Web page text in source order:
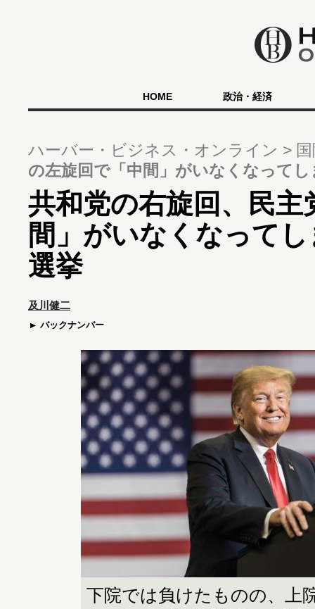
HOME 政治・経済
ハーバー・ビジネス・オンライン
の左旋回で「中間」がいなくなって
共和党の右旋回、民主
間」がいなくなって
選挙
及川健二
バックナンバー
下院では負けたものの、上